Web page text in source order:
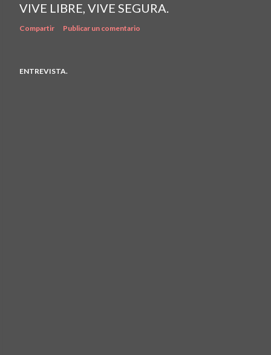
VIVE LIBRE, VIVE SEGURA.
Compartir Publicar un comentario
ENTREVISTA.